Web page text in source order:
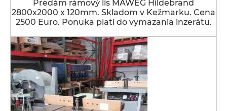
Predám rámový lis MAWEG Hildebrand
2800x2000 x 120mm. Skladom v Kežmarku. Cena
2500 Euro. Ponuka platí do vymazania inzerátu.